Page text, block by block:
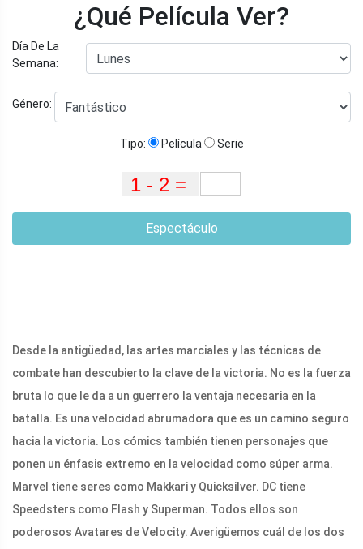
¿Qué Película Ver?
Día De La
Semana:
Género:
Tipo: Película Serie
Espectáculo
Desde la antigüedad, las artes marciales y las técnicas de
combate han descubierto la clave de la victoria. No es la fuerza
bruta lo que le da a un guerrero la ventaja necesaria en la
batalla. Es una velocidad abrumadora que es un camino seguro
hacia la victoria. Los cómics también tienen personajes que
ponen un énfasis extremo en la velocidad como súper arma.
Marvel tiene seres como Makkari y Quicksilver. DC tiene
Speedsters como Flash y Superman. Todos ellos son
poderosos Avatares de Velocity. Averigüemos cuál de los dos